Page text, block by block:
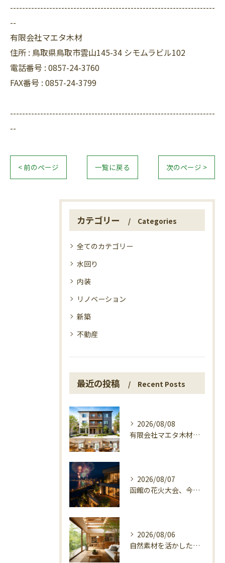
--------------------------------------------------------------------
--
有限会社マエタ木材
住所 : 鳥取県鳥取市雲山145-34 シモムラビル102
電話番号 : 0857-24-3760
FAX番号 : 0857-24-3799
--------------------------------------------------------------------
--
< 前のページ 一覧に戻る 次のページ >
カテゴリー Categories
全てのカテゴリー
水回り
内装
リノベーション
新築
不動産
最近の投稿 Recent Posts
2026/08/08
有限会社マエタ木材が3世帯住宅で選ばれる理由
2026/08/07
函館の花火大会、今日の開催確認と湯の川の夜
2026/08/06
自然素材を活かした家づくり、マエタ木材の目線